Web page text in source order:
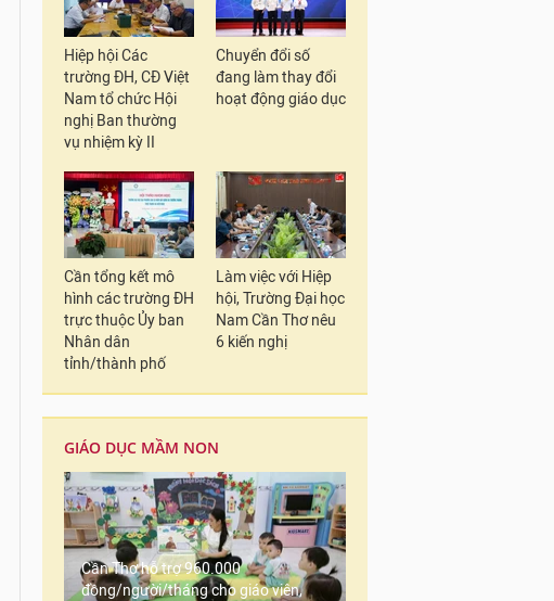
Hiệp hội Các
trường ĐH, CĐ Việt
Nam tổ chức Hội
nghị Ban thường
vụ nhiệm kỳ II
Chuyển đổi số
đang làm thay đổi
hoạt động giáo dục
Cần tổng kết mô
hình các trường ĐH
trực thuộc Ủy ban
Nhân dân
tỉnh/thành phố
Làm việc với Hiệp
hội, Trường Đại học
Nam Cần Thơ nêu
6 kiến nghị
GIÁO DỤC MẦM NON
Cần Thơ hỗ trợ 960.000
đồng/người/tháng cho giáo viên,